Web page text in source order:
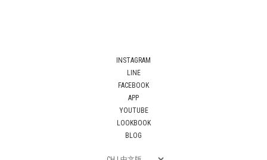
INSTAGRAM
LINE
FACEBOOK
APP
YOUTUBE
LOOKBOOK
BLOG